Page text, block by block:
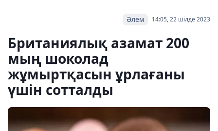
14:05, 22 шілде 2023
Әлем
Британиялық азамат 200
мың шоколад
жұмыртқасын ұрлағаны
үшін сотталды